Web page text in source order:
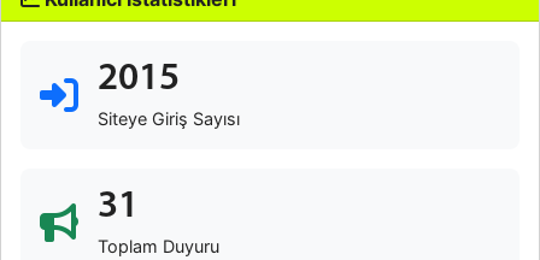
2015
Siteye Giriş Sayısı
31
Toplam Duyuru